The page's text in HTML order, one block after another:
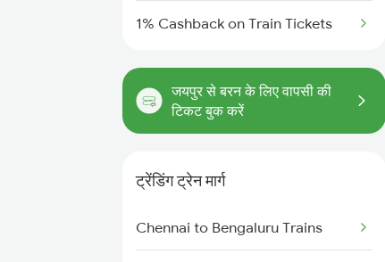
1% Cashback on Train Tickets
जयपुर से बरन के लिए वापसी की
टिकट बुक करें
ट्रेंडिंग ट्रेन मार्ग
Chennai to Bengaluru Trains